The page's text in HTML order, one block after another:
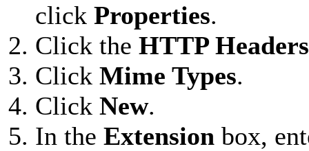
click Properties.
Click the HTTP Headers
Click Mime Types.
Click New.
In the Extension box,